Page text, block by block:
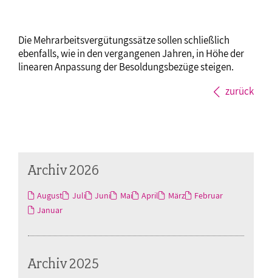
Die Mehrarbeitsvergütungssätze sollen schließlich
ebenfalls, wie in den vergangenen Jahren, in Höhe der
linearen Anpassung der Besoldungsbezüge steigen.
zurück
Archiv 2026
August Juli Juni Mai April März
Februar
Januar
Archiv 2025